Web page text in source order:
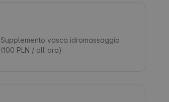
Supplemento vasca idromassaggio
(100 PLN / all'ora)